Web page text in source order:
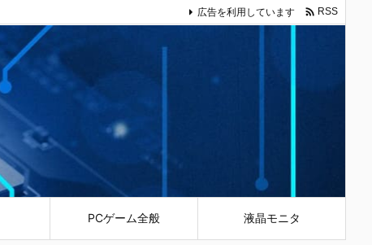
PCゲーム全般 液晶モニタ
広告を利用しています  RSS